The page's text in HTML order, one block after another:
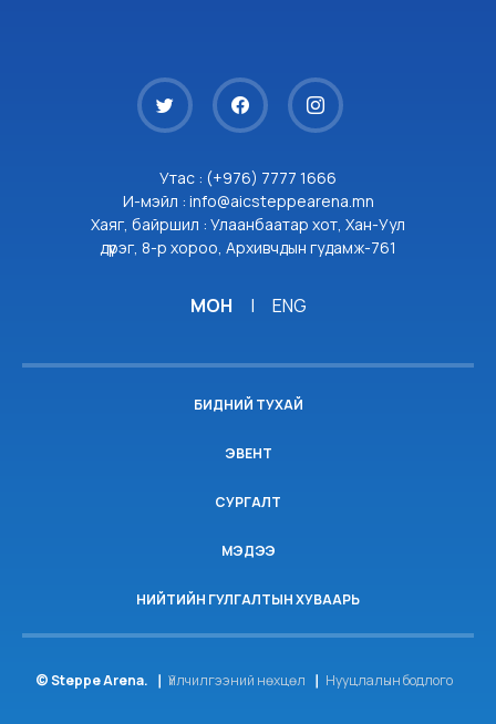
Утас : (+976) 7777 1666
И-мэйл : info@aicsteppearena.mn
Хаяг, байршил : Улаанбаатар хот, Хан-Уул
дүүрэг, 8-р хороо, Архивчдын гудамж-761
МОН | ENG
БИДНИЙ ТУХАЙ
ЭВЕНТ
СУРГАЛТ
МЭДЭЭ
НИЙТИЙН ГУЛГАЛТЫН ХУВААРЬ
© Steppe Arena. Үйлчилгээний нөхцөл Нууцлалын бодлого